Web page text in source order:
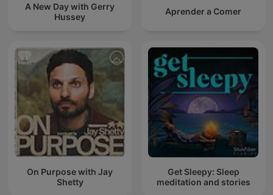
A New Day with Gerry
Hussey
Aprender a Comer
On Purpose with Jay
Shetty
Get Sleepy: Sleep
meditation and stories